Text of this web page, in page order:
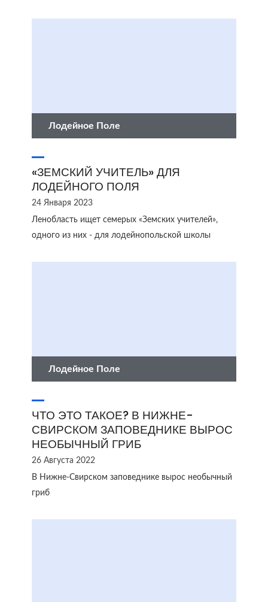
Лодейное Поле
«ЗЕМСКИЙ УЧИТЕЛЬ» ДЛЯ
ЛОДЕЙНОГО ПОЛЯ
24 Января 2023
Ленобласть ищет семерых «Земских учителей»,
одного из них - для лодейнопольской школы
Лодейное Поле
ЧТО ЭТО ТАКОЕ? В НИЖНЕ-
СВИРСКОМ ЗАПОВЕДНИКЕ ВЫРОС
НЕОБЫЧНЫЙ ГРИБ
26 Августа 2022
В Нижне-Свирском заповеднике вырос необычный
гриб